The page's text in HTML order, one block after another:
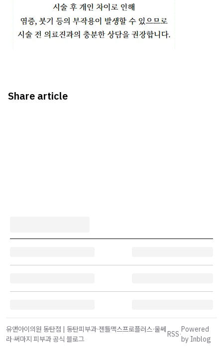
Share article
유앤아이의원 동탄점 | 동탄피부과·젠틀맥스프로플러스·울쎄
라·써마지 피부과 공식 블로그
RSS·
Powered
by Inblog